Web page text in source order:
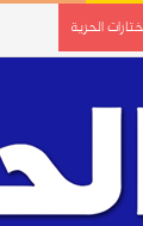
الحرية